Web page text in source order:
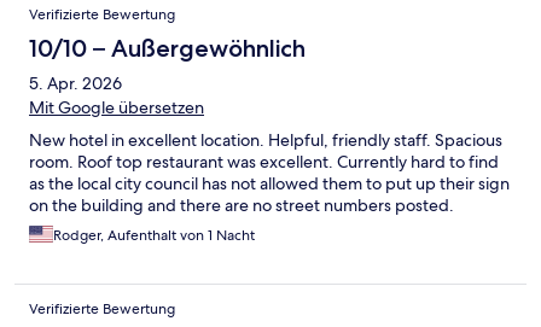
Verifizierte Bewertung
10/10 – Außergewöhnlich
5. Apr. 2026
Mit Google übersetzen
New hotel in excellent location. Helpful, friendly staff. Spacious
room. Roof top restaurant was excellent. Currently hard to find
as the local city council has not allowed them to put up their sign
on the building and there are no street numbers posted.
Rodger, Aufenthalt von 1 Nacht
Verifizierte Bewertung